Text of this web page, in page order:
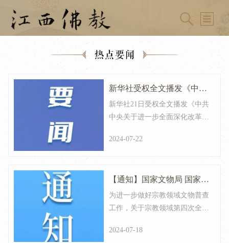
热点要闻
新华社受权全文播发《中共
中央关于进一步全面深化改
定》和习近平所作关于决定
新华社21日受权全文播发《中共
中央关于进一步全面深化改革、
近平所作的《关于<中共中央关于
2024-07-22
【通知】国家文物局 国家宗
教事务局关于做好宗教领域
通知
为进一步做好宗教领域文物普查
工作，关于宗教领域第四次全国
物普查重大意义，通力合作开展
2024-07-18